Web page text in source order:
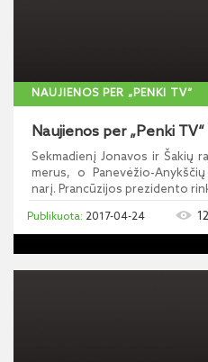
NAUJIENOS PER „PENKI TV“
Naujienos per „Penki TV“
Sekmadienį Jonavos ir Šakių
merus, o Panevėžio-
narį. Prancūzijos prezidento
2017-04-24 12